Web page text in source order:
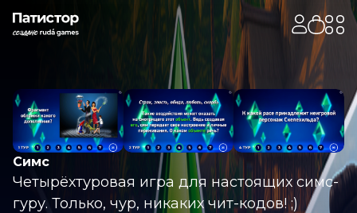
Симс
Четырёхтуровая игра для настоящих симс-
гуру. Только, чур, никаких чит-кодов! ;)